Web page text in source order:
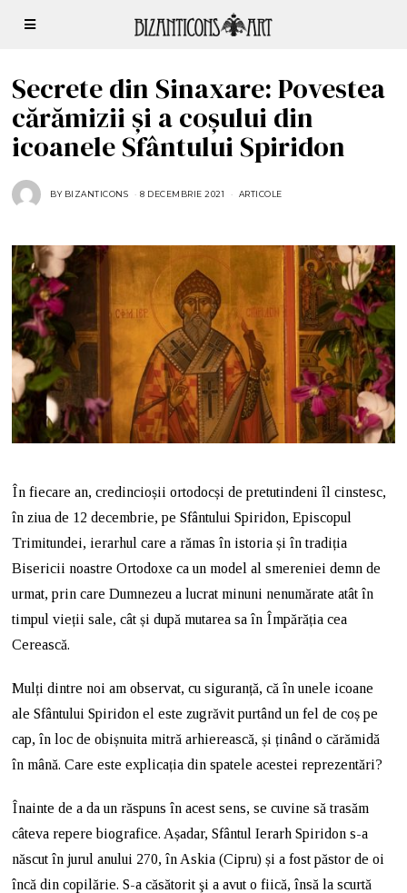
Secrete din Sinaxare: Povestea
cărămizii și a coșului din
icoanele Sfântului Spiridon
BY BIZANTICONS 8 DECEMBRIE 2021
M
2
1
ARTICOLE
În fiecare an, credincioșii ortodocși de pretutindeni îl cinstesc,
în ziua de 12 decembrie, pe Sfântului Spiridon, Episcopul
Trimitundei, ierarhul care a rămas în istoria și în tradiția
Bisericii noastre Ortodoxe ca un model al smereniei demn de
urmat, prin care Dumnezeu a lucrat minuni nenumărate atât în
timpul vieții sale, cât și după mutarea sa în Împărăția cea
Cerească.
Mulți dintre noi am observat, cu siguranță, că în unele icoane
ale Sfântului Spiridon el este zugrăvit purtând un fel de coș pe
cap, în loc de obișnuita mitră arhierească, și ținând o cărămidă
în mână. Care este explicația din spatele acestei reprezentări?
Înainte de a da un răspuns în acest sens, se cuvine să trasăm
câteva repere biografice. Așadar, Sfântul Ierarh Spiridon s-a
născut în jurul anului 270, în Askia (Cipru) și a fost păstor de oi
încă din copilărie. S-a căsătorit şi a avut o fiică, însă la scurtă